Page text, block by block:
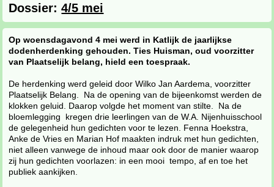
Dossier:4/5 mei
Op woensdagavond 4 mei werd in Katlijk de jaarlijkse
dodenherdenking gehouden. Ties Huisman, oud voorzitter
van Plaatselijk belang, hield een toespraak.
De herdenking werd geleid door Wilko Jan Aardema, voorzitter
Plaatselijk Belang. Na de opening van de bijeenkomst werden de
klokken geluid. Daarop volgde het moment van stilte. Na de
bloemlegging kregen drie leerlingen van de W.A. Nijenhuisschool
de gelegenheid hun gedichten voor te lezen. Fenna Hoekstra,
Anke de Vries en Marian Hof maakten indruk met hun gedichten,
niet alleen vanwege de inhoud maar ook door de manier waarop
zij hun gedichten voorlazen: in een mooi tempo, af en toe het
publiek aankijken.